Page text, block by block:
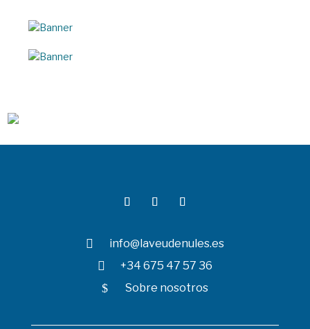
 info@laveudenules.es
 +34 675 47 57 36
$ Sobre nosotros